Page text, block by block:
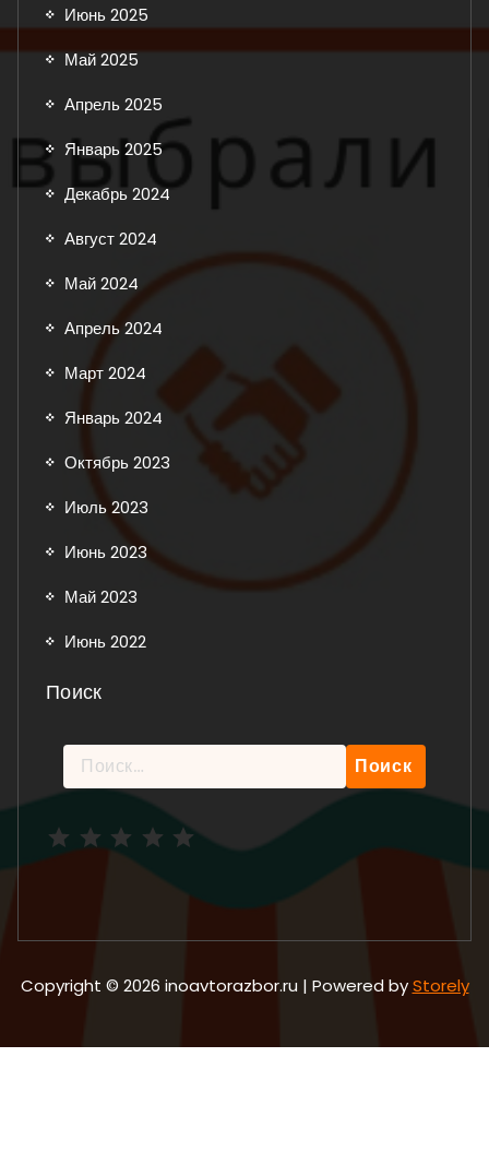
Июнь 2025
Май 2025
Апрель 2025
Январь 2025
Декабрь 2024
Август 2024
Май 2024
Апрель 2024
Март 2024
Январь 2024
Октябрь 2023
Июль 2023
Июнь 2023
Май 2023
Июнь 2022
Поиск
Найти:
Copyright © 2026 inoavtorazbor.ru | Powered byStorely